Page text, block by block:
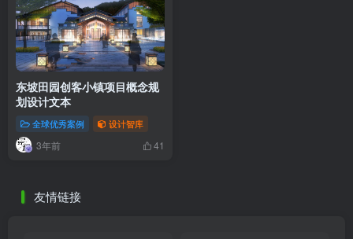
东坡田园创客小镇项目概念规
划设计文本
全球优秀案例 设计智库
3年前 41
友情链接